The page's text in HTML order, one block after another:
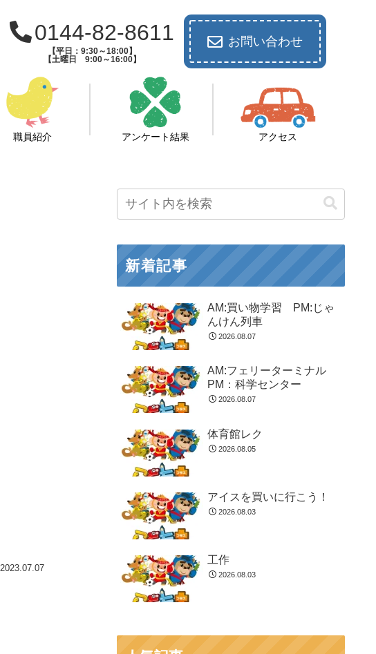
0144-82-8611
【平日：9:30～18:00】
【土曜日 9:00～16:00】
お問い合わせ
職員紹介 アンケート結果 アクセス
2023.07.07
新着記事
AM:買い物学習 PM:じゃ
んけん列車
2026.08.07
AM:フェリーターミナル
PM：科学センター
2026.08.07
体育館レク
2026.08.05
アイスを買いに行こう！
2026.08.03
工作
2026.08.03